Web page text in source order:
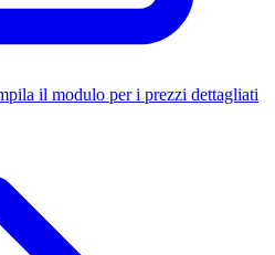
il modulo per i prezzi dettagliati